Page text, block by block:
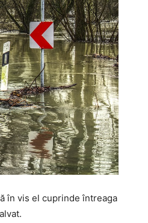
în vis el cuprinde întreaga